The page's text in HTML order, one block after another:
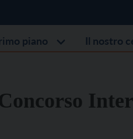
piano Il nostro